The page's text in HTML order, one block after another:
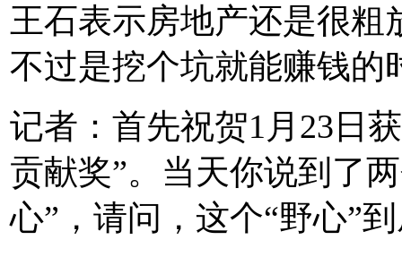
王石表示房地产还是很粗
不过是挖个坑就能赚钱的
记者：首先祝贺1月23日
贡献奖”。当天你说到了
心”，请问，这个“野心”